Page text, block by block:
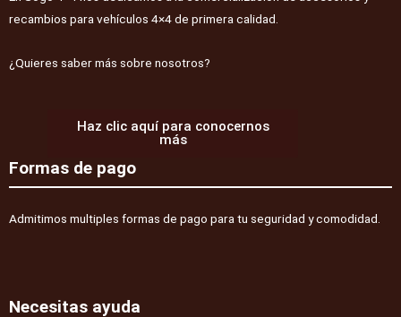
recambios para vehículos 4×4 de primera calidad.
¿Quieres saber más sobre nosotros?
Haz clic aquí para conocernos
más
Formas de pago
Admitimos multiples formas de pago para tu seguridad y comodidad.
Necesitas ayuda